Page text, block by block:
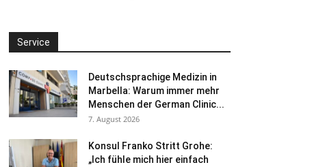
Service
Deutschsprachige Medizin in
Marbella: Warum immer mehr
Menschen der German Clinic...
7. August 2026
Konsul Franko Stritt Grohe:
„Ich fühle mich hier einfach